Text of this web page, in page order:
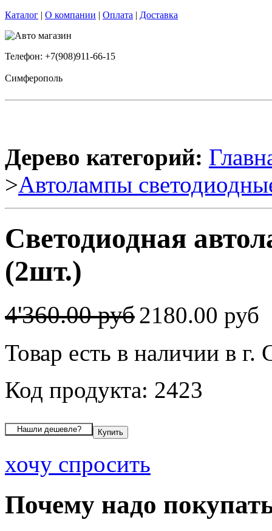
Каталог | О компании | Оплата | Доставка
Телефон: +7(908)911-66-15
Симферополь
Дерево категорий:
>Автолампы
Светодиодная
(2шт.)
4'360.00 руб2180.00 руб
Товар есть в наличии в
Код продукта: 2423
хочу спросить
Почему надо